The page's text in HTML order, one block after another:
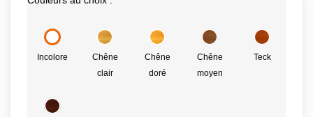
Incolore
Chêne
clair
Chêne
doré
Chêne
moyen
Teck